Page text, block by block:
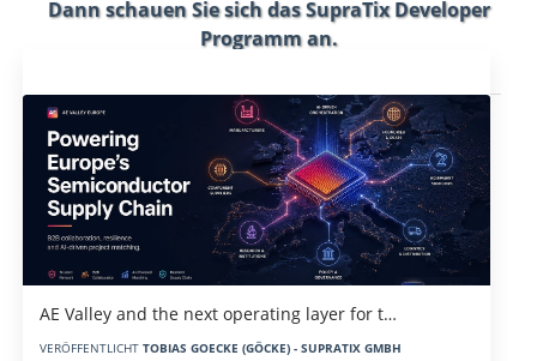
Dann schauen Sie sich dasSupraTix Developer
Programman.
AE Valley and the next operating layer for t…
VERÖFFENTLICHT TOBIAS GOECKE (GÖCKE) - SUPRATIX GMBH